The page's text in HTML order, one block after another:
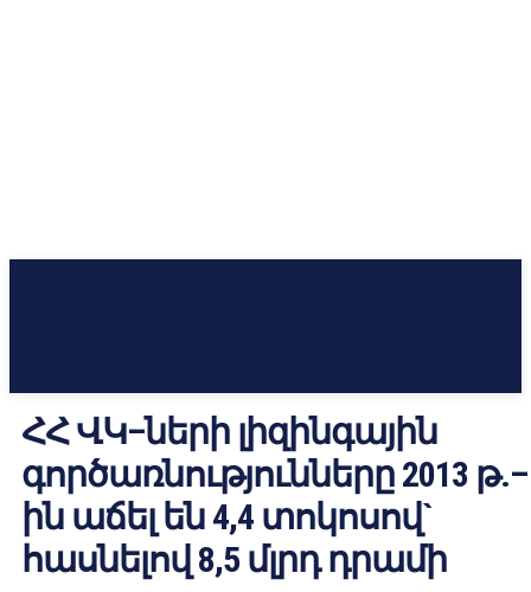
ՀՀ ՎԿ–ների լիզինգային
գործառնությունները 2013 թ.–
ին աճել են 4,4 տոկոսով`
հասնելով 8,5 մլրդ դրամի